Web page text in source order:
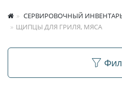
СЕРВИРОВОЧНЫЙ
ЩИПЦЫ ДЛЯ ГРИЛЯ, МЯСА
Щипцы для